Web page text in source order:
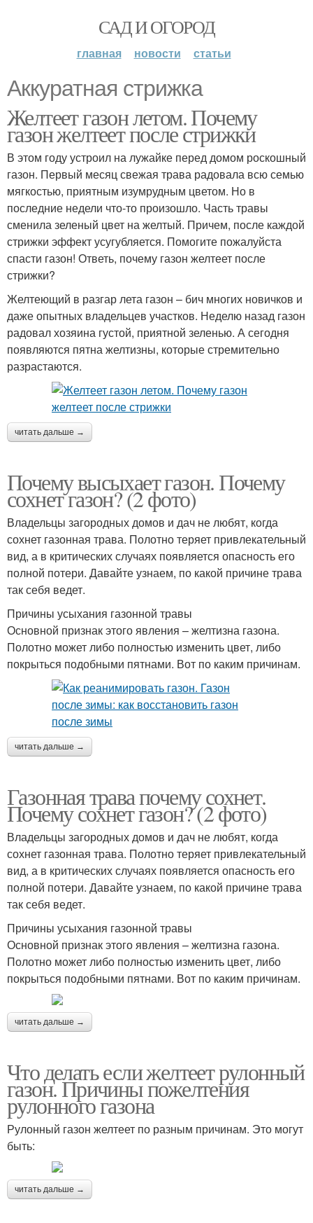
САД И ОГОРОД
главная новости статьи
Аккуратная стрижка
Желтеет газон летом. Почему
газон желтеет после стрижки
В этом году устроил на лужайке перед домом роскошный
газон. Первый месяц свежая трава радовала всю семью
мягкостью, приятным изумрудным цветом. Но в
последние недели что-то произошло. Часть травы
сменила зеленый цвет на желтый. Причем, после каждой
стрижки эффект усугубляется. Помогите пожалуйста
спасти газон! Ответь, почему газон желтеет после
стрижки?
Желтеющий в разгар лета газон – бич многих новичков и
даже опытных владельцев участков. Неделю назад газон
радовал хозяина густой, приятной зеленью. А сегодня
появляются пятна желтизны, которые стремительно
разрастаются.
читать дальше →
Почему высыхает газон. Почему
сохнет газон? (2 фото)
Владельцы загородных домов и дач не любят, когда
сохнет газонная трава. Полотно теряет привлекательный
вид, а в критических случаях появляется опасность его
полной потери. Давайте узнаем, по какой причине трава
так себя ведет.
Причины усыхания газонной травы
Основной признак этого явления – желтизна газона.
Полотно может либо полностью изменить цвет, либо
покрыться подобными пятнами. Вот по каким причинам.
читать дальше →
Газонная трава почему сохнет.
Почему сохнет газон? (2 фото)
Владельцы загородных домов и дач не любят, когда
сохнет газонная трава. Полотно теряет привлекательный
вид, а в критических случаях появляется опасность его
полной потери. Давайте узнаем, по какой причине трава
так себя ведет.
Причины усыхания газонной травы
Основной признак этого явления – желтизна газона.
Полотно может либо полностью изменить цвет, либо
покрыться подобными пятнами. Вот по каким причинам.
читать дальше →
Что делать если желтеет рулонный
газон. Причины пожелтения
рулонного газона
Рулонный газон желтеет по разным причинам. Это могут
быть:
читать дальше →